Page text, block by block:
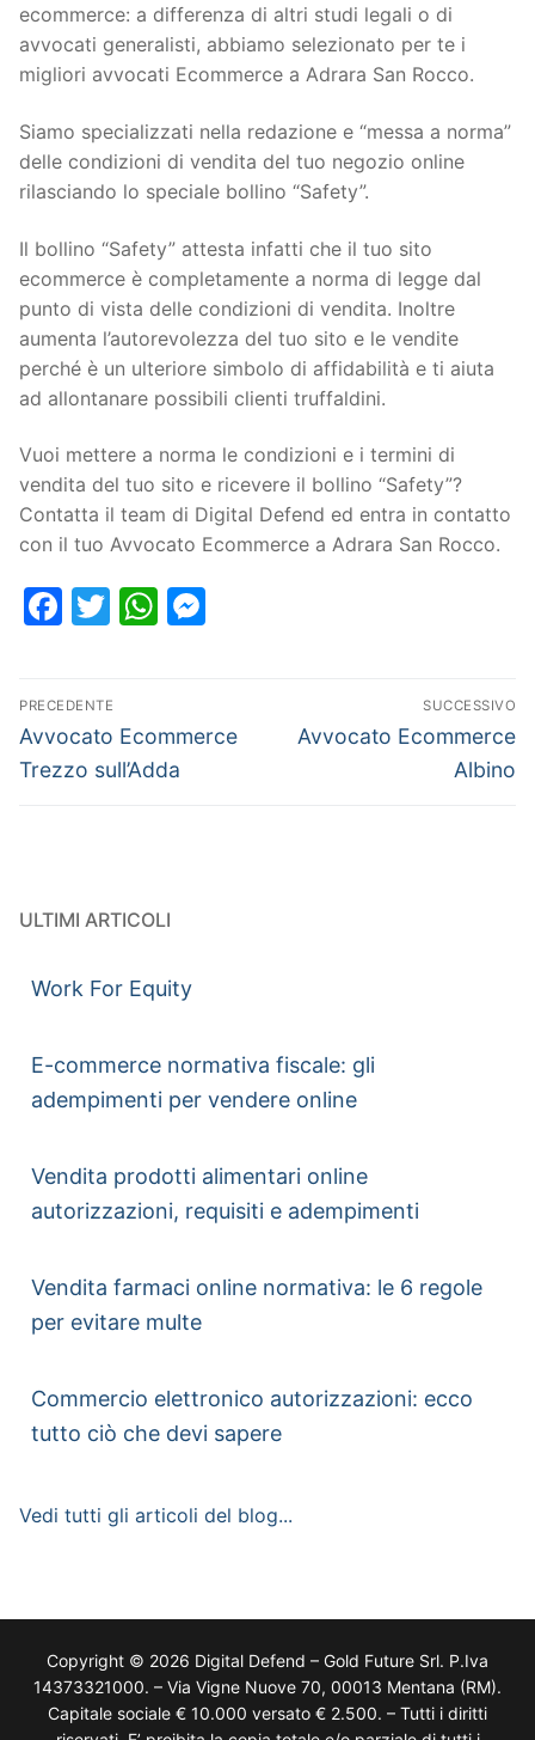
ecommerce: a differenza di altri studi legali o di
avvocati generalisti, abbiamo selezionato per te i
migliori avvocati Ecommerce a Adrara San Rocco.
Siamo specializzati nella redazione e “messa a norma”
delle condizioni di vendita del tuo negozio online
rilasciando lo speciale bollino “Safety”.
Il bollino “Safety” attesta infatti che il tuo sito
ecommerce è completamente a norma di legge dal
punto di vista delle condizioni di vendita. Inoltre
aumenta l’autorevolezza del tuo sito e le vendite
perché è un ulteriore simbolo di affidabilità e ti aiuta
ad allontanare possibili clienti truffaldini.
Vuoi mettere a norma le condizioni e i termini di
vendita del tuo sito e ricevere il bollino “Safety”?
Contatta il team di Digital Defend ed entra in contatto
con il tuo Avvocato Ecommerce a Adrara San Rocco.
Facebook
TwitterWhatsApp
PRECEDENTE
Avvocato Ecommerce
Trezzo sull’Adda
SUCCESSIVO
Avvocato Ecommerce
Albino
ULTIMI ARTICOLI
Work For Equity
E-commerce normativa fiscale: gli
adempimenti per vendere online
Vendita prodotti alimentari online
autorizzazioni, requisiti e adempimenti
Vendita farmaci online normativa: le 6 regole
per evitare multe
Commercio elettronico autorizzazioni: ecco
tutto ciò che devi sapere
Vedi tutti gli articoli del blog...
Copyright © 2026 Digital Defend – Gold Future Srl. P.Iva
14373321000. – Via Vigne Nuove 70, 00013 Mentana (RM).
Capitale sociale € 10.000 versato € 2.500. – Tutti i diritti